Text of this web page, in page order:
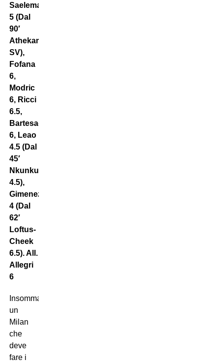
Saelemaekers
5 (Dal
90′
Athekame
SV),
Fofana
6,
Modric
6, Ricci
6.5,
Bartesaghi
6, Leao
4.5 (Dal
45′
Nkunku
4.5),
Gimenez
4 (Dal
62′
Loftus-
Cheek
6.5). All.
Allegri
6
Insomma,
un
Milan
che
deve
fare i